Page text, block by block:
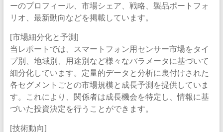
ーのプロフィール、市場シェア、戦略、製品ポートフォ
リオ、最新動向などを掲載しています。
[市場細分化と予測]
当レポートでは、スマートフォン用センサー市場をタイ
プ別、地域別、用途別など様々なパラメータに基づいて
細分化しています。定量的データと分析に裏付けされた
各セグメントごとの市場規模と成長予測を提供していま
す。これにより、関係者は成長機会を特定し、情報に基
づいた投資決定を行うことができます。
[技術動向]